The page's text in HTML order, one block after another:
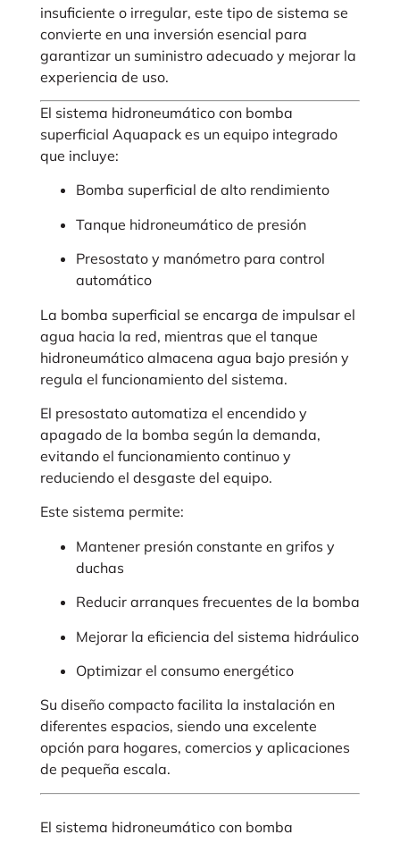
insuficiente o irregular, este tipo de sistema se
convierte en una inversión esencial para
garantizar un suministro adecuado y mejorar la
experiencia de uso.
El sistema hidroneumático con bomba
superficial Aquapack es un equipo integrado
que incluye:
Bomba superficial de alto rendimiento
Tanque hidroneumático de presión
Presostato y manómetro para control
automático
La bomba superficial se encarga de impulsar el
agua hacia la red, mientras que el tanque
hidroneumático almacena agua bajo presión y
regula el funcionamiento del sistema.
El presostato automatiza el encendido y
apagado de la bomba según la demanda,
evitando el funcionamiento continuo y
reduciendo el desgaste del equipo.
Este sistema permite:
Mantener presión constante en grifos y
duchas
Reducir arranques frecuentes de la bomba
Mejorar la eficiencia del sistema hidráulico
Optimizar el consumo energético
Su diseño compacto facilita la instalación en
diferentes espacios, siendo una excelente
opción para hogares, comercios y aplicaciones
de pequeña escala.
El sistema hidroneumático con bomba